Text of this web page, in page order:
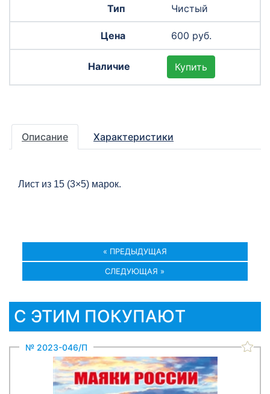
Чистый
600 руб.
Купить
Описание Характеристики
Лист из 15 (3×5) марок.
« ПРЕДЫДУЩАЯ
СЛЕДУЮЩАЯ »
С ЭТИМ ПОКУПАЮТ
№ 2023-046/П